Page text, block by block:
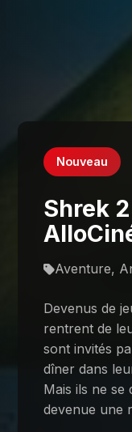
Nouveau
Shrek
Aventure,
Devenus de
rentrent de
sont invités
dîner dans
Mais ils ne se
devenue une